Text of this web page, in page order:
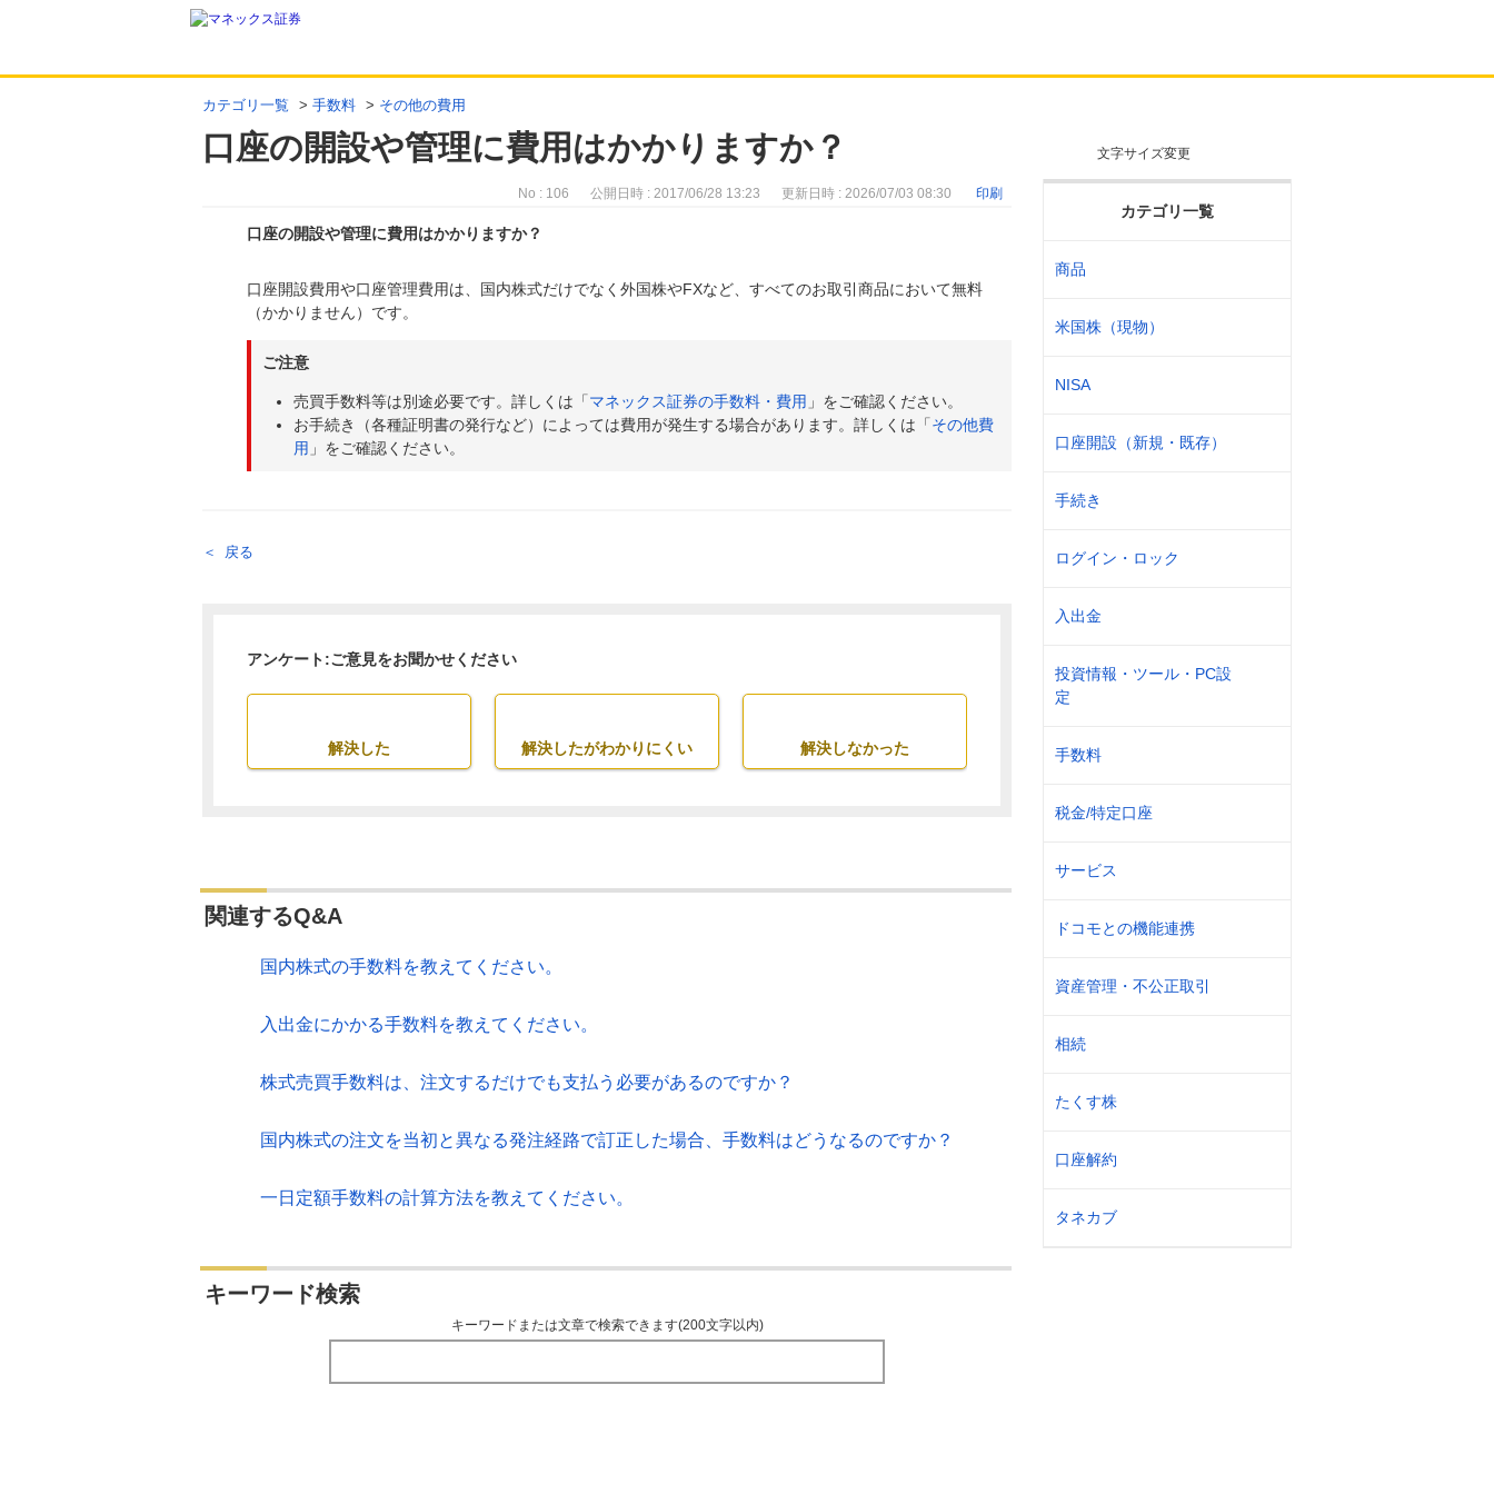
カテゴリ一覧 > 手数料 > その他の費用
口座の開設や管理に費用はかかりますか？ 文字サイズ変更
カテゴリ一覧
商品
米国株（現物）
NISA
口座開設（新規・既存）
手続き
ログイン・ロック
入出金
投資情報・ツール・PC設
定
手数料
税金/特定口座
サービス
ドコモとの機能連携
資産管理・不公正取引
相続
たくす株
口座解約
タネカブ
No : 106 公開日時 : 2017/06/28 13:23 更新日時 : 2026/07/03 08:30 印刷
口座の開設や管理に費用はかかりますか？
回答
口座開設費用や口座管理費用は、国内株式だけでなく外国株やFXなど、すべてのお取引商品において無料
（かかりません）です。
ご注意
売買手数料等は別途必要です。詳しくは「マネックス証券の手数料・費用 」をご確認ください。
お手続き（各種証明書の発行など）によっては費用が発生する場合があります。詳しくは「その他費
用 」をご確認ください。
戻る
アンケート:ご意見をお聞かせください
解決した 解決したがわかりにくい 解決しなかった
関連するQ&A
国内株式の手数料を教えてください。
入出金にかかる手数料を教えてください。
株式売買手数料は、注文するだけでも支払う必要があるのですか？
国内株式の注文を当初と異なる発注経路で訂正した場合、手数料はどうなるのですか？
一日定額手数料の計算方法を教えてください。
キーワード検索
キーワードまたは文章で検索できます(200文字以内)